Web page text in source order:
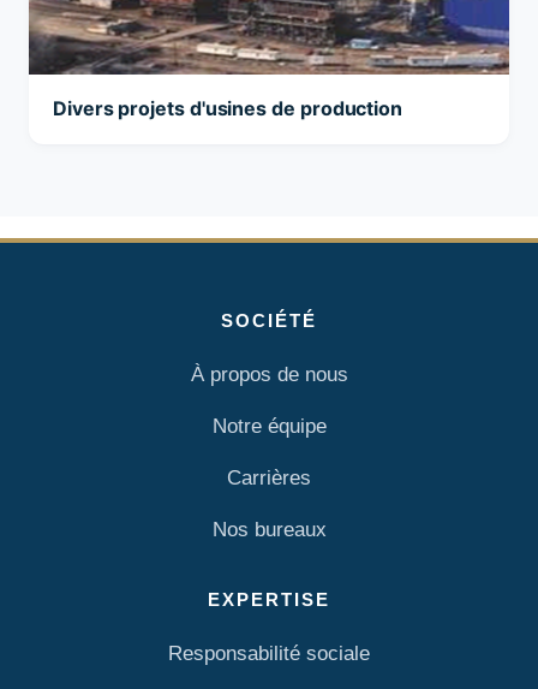
Divers projets d'usines de production
SOCIÉTÉ
À propos de nous
Notre équipe
Carrières
Nos bureaux
EXPERTISE
Responsabilité sociale